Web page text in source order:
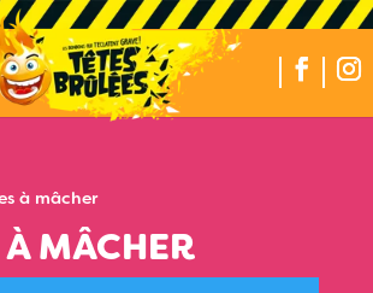
à mâcher
À MÂCHER